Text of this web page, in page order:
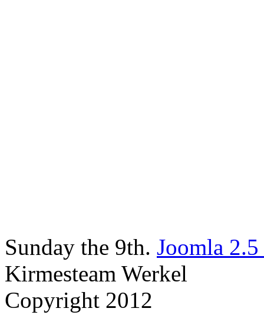
Sunday the 9th. Joomla 2.5
Kirmesteam Werkel
Copyright 2012